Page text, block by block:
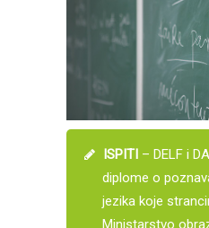
ISPITI– DELF i
diplome o
jezika koje
Ministarstvo